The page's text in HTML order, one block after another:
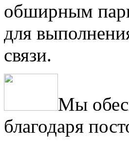
обширным
для
связи.
Мы
благодаря